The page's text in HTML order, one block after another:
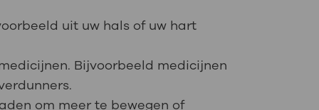
uit uw hals of uw hart
Bijvoorbeeld medicijnen
om meer te bewegen of